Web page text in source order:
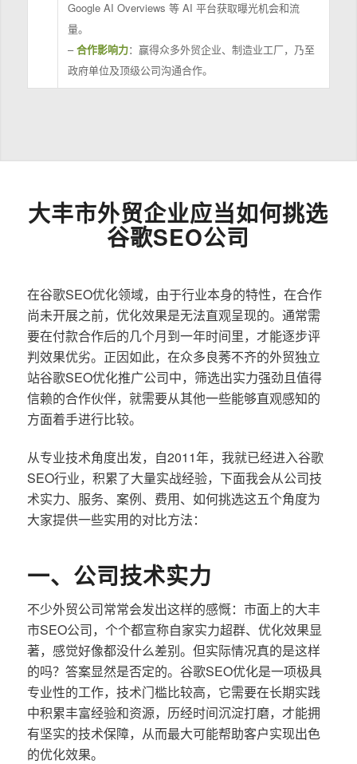
Google AI Overviews 等 AI 平台获取曝光机会和流
量。
–合作影响力：赢得众多外贸企业、制造业工厂，乃至
政府单位及顶级公司沟通合作。
大丰市外贸企业应当如何挑选
谷歌SEO公司
在谷歌SEO优化领域，由于行业本身的特性，在合作
尚未开展之前，优化效果是无法直观呈现的。通常需
要在付款合作后的几个月到一年时间里，才能逐步评
判效果优劣。正因如此，在众多良莠不齐的外贸独立
站谷歌SEO优化推广公司中，筛选出实力强劲且值得
信赖的合作伙伴，就需要从其他一些能够直观感知的
方面着手进行比较。
从专业技术角度出发，自2011年，我就已经进入谷歌
SEO行业，积累了大量实战经验，下面我会从公司技
术实力、服务、案例、费用、如何挑选这五个角度为
大家提供一些实用的对比方法：
一、公司技术实力
不少外贸公司常常会发出这样的感慨：市面上的大丰
市SEO公司，个个都宣称自家实力超群、优化效果显
著，感觉好像都没什么差别。但实际情况真的是这样
的吗？答案显然是否定的。谷歌SEO优化是一项极具
专业性的工作，技术门槛比较高，它需要在长期实践
中积累丰富经验和资源，历经时间沉淀打磨，才能拥
有坚实的技术保障，从而最大可能帮助客户实现出色
的优化效果。